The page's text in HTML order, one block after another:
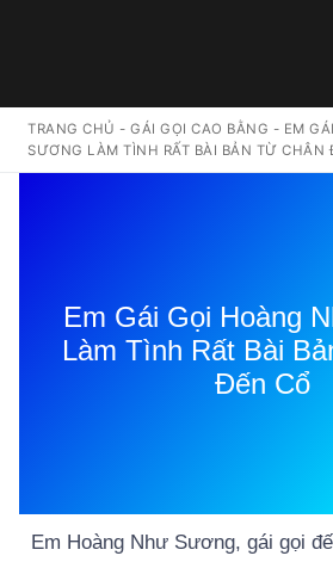
TRANG CHỦ -GÁI GỌI CAO BẰNG - EM
SƯƠNG LÀM TÌNH RẤT BÀI BẢN TỪ CHÂN
Em Gái Gọi Hoàng
Làm Tình Rất Bài
Đến Cổ
Em Hoàng Như Sương, gái gọi